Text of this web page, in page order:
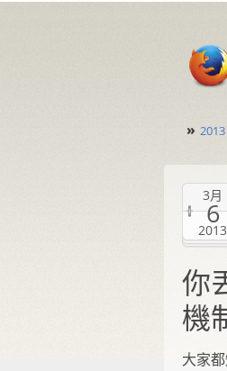
»
3月
6
2013
你
機
大家